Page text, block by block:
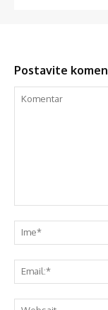
Postavite